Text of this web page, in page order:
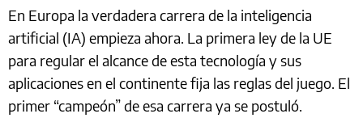
En Europa la verdadera carrera de la inteligencia
artificial (IA) empieza ahora. La primera ley de la UE
para regular el alcance de esta tecnología y sus
aplicaciones en el continente fija las reglas del juego. El
primer “campeón” de esa carrera ya se postuló.